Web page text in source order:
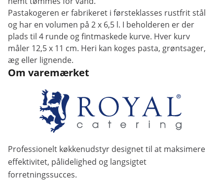
Pastakogeren er fabrikeret i førsteklasses rustfrit stål
og har en volumen på 2 x 6,5 l. I beholderen er der
plads til 4 runde og fintmaskede kurve. Hver kurv
måler 12,5 x 11 cm. Heri kan koges pasta, grøntsager,
æg eller lignende.
Om varemærket
Professionelt køkkenudstyr designet til at maksimere
effektivitet, pålidelighed og langsigtet
forretningssucces.